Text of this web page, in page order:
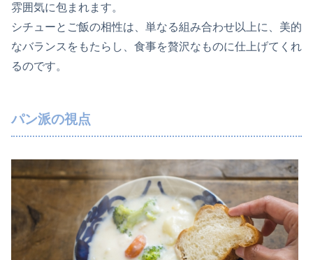
雰囲気に包まれます。
シチューとご飯の相性は、単なる組み合わせ以上に、美的
なバランスをもたらし、食事を贅沢なものに仕上げてくれ
るのです。
パン派の視点